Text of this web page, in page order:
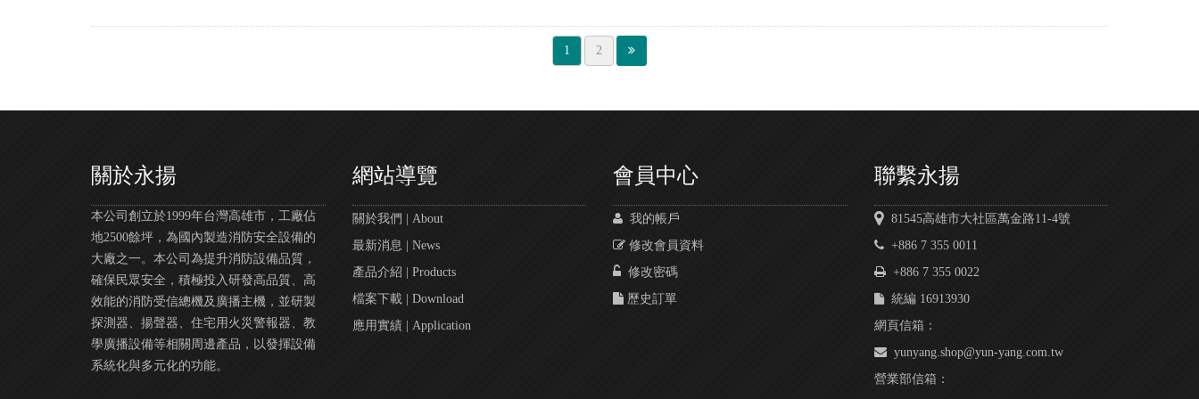
1 2
關於永揚
本公司創立於1999年台灣高雄市，工廠佔
地2500餘坪，為國內製造消防安全設備的
大廠之一。本公司為提升消防設備品質，
確保民眾安全，積極投入研發高品質、高
效能的消防受信總機及廣播主機，並研製
探測器、揚聲器、住宅用火災警報器、教
學廣播設備等相關周邊產品，以發揮設備
系統化與多元化的功能。
網站導覽
關於我們 | About
最新消息 | News
產品介紹 | Products
檔案下載 | Download
應用實績 | Application
會員中心
我的帳戶
修改會員資料
修改密碼
歷史訂單
聯繫永揚
81545高雄市大社區萬金路11-4號
+886 7 355 0011
+886 7 355 0022
統編 16913930
網頁信箱：
yunyang.shop@yun-yang.com.tw
營業部信箱：